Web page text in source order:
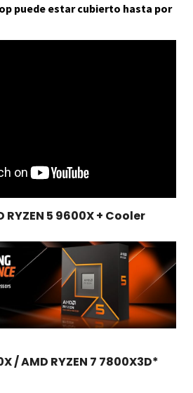
puede estar cubierto hasta por
RYZEN 5 9600X + Cooler
/ AMD RYZEN 7 7800X3D*